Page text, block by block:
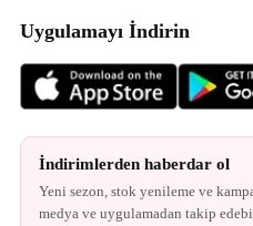
Uygulamayı İndirin
İndirimlerden haberdar ol
Yeni sezon, stok yenileme ve
medya ve uygulamadan takip